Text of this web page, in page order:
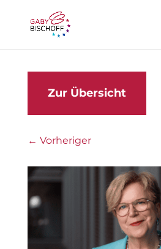
Zur Übersicht
← Vorheriger